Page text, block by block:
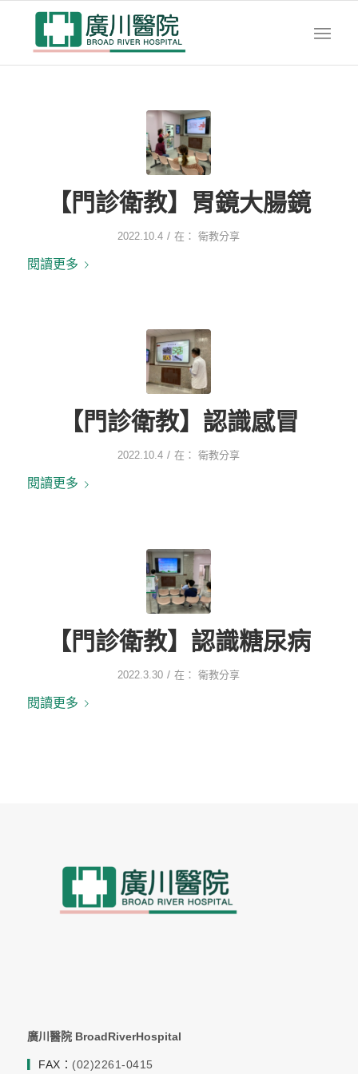
【門診衛教】胃鏡大腸鏡
2022.10.4 / 在：衛教分享
閱讀更多
【門診衛教】認識感冒
2022.10.4 / 在：衛教分享
閱讀更多
【門診衛教】認識糖尿病
2022.3.30 / 在：衛教分享
閱讀更多
廣川醫院 BroadRiverHospital
FAX： (02)2261-0415